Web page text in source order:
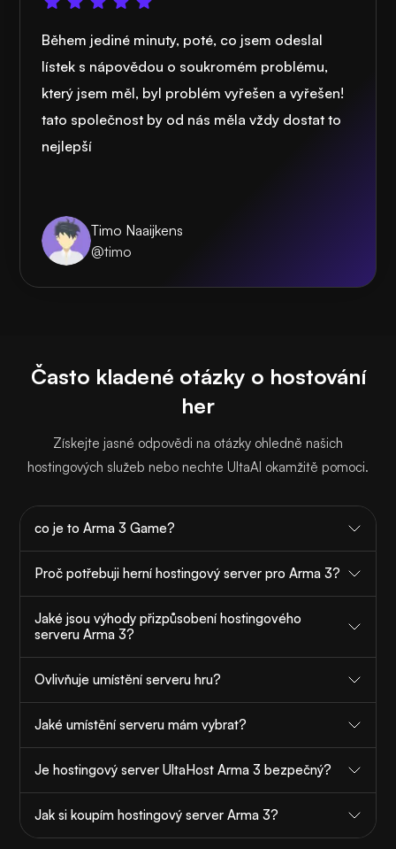
Během jediné minuty, poté, co jsem odeslal
lístek s nápovědou o soukromém problému,
který jsem měl, byl problém vyřešen a vyřešen!
tato společnost by od nás měla vždy dostat to
nejlepší
Timo Naaijkens
@timo
Často kladené otázky o hostování
her
Získejte jasné odpovědi na otázky ohledně našich
hostingových služeb nebo nechte UltaAI okamžitě pomoci.
co je to Arma 3 Game?
Proč potřebuji herní hostingový server pro Arma 3?
Jaké jsou výhody přizpůsobení hostingového
serveru Arma 3?
Ovlivňuje umístění serveru hru?
Jaké umístění serveru mám vybrat?
Je hostingový server UltaHost Arma 3 bezpečný?
Jak si koupím hostingový server Arma 3?